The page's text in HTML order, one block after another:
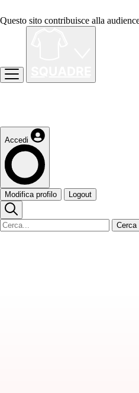
Questo sito contribuisce alla
Accedi
Modifica profilo Logout
Cerca